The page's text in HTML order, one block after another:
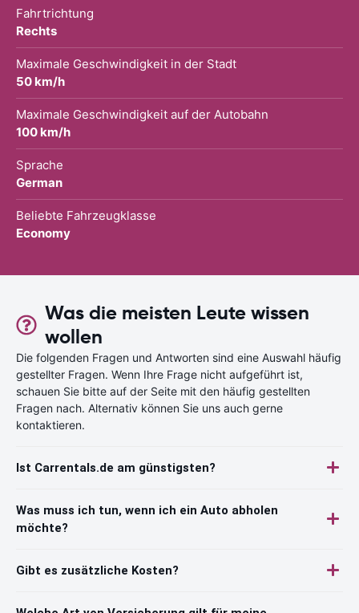
Fahrtrichtung
Rechts
Maximale Geschwindigkeit in der Stadt
50 km/h
Maximale Geschwindigkeit auf der Autobahn
100 km/h
Sprache
German
Beliebte Fahrzeugklasse
Economy
Was die meisten Leute wissen
wollen
Die folgenden Fragen und Antworten sind eine Auswahl häufig
gestellter Fragen. Wenn Ihre Frage nicht aufgeführt ist,
schauen Sie bitte auf der Seite mit den häufig gestellten
Fragen nach. Alternativ können Sie uns auch gerne
kontaktieren.
Ist Carrentals.de am günstigsten?
Was muss ich tun, wenn ich ein Auto abholen
möchte?
Gibt es zusätzliche Kosten?